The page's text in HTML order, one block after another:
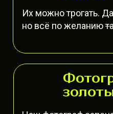
Их можно трогать.
но всё по желанию